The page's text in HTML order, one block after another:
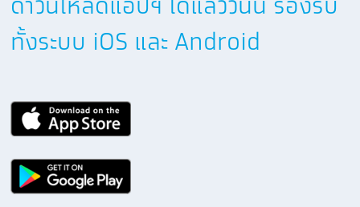
ทั้งระบบ iOS และ Android